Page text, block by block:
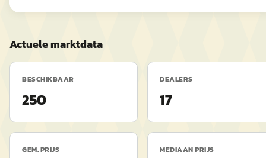
Actuele marktdata
BESCHIKBAAR
250
DEALERS
17
GEM. PRIJS MEDIAAN PRIJS